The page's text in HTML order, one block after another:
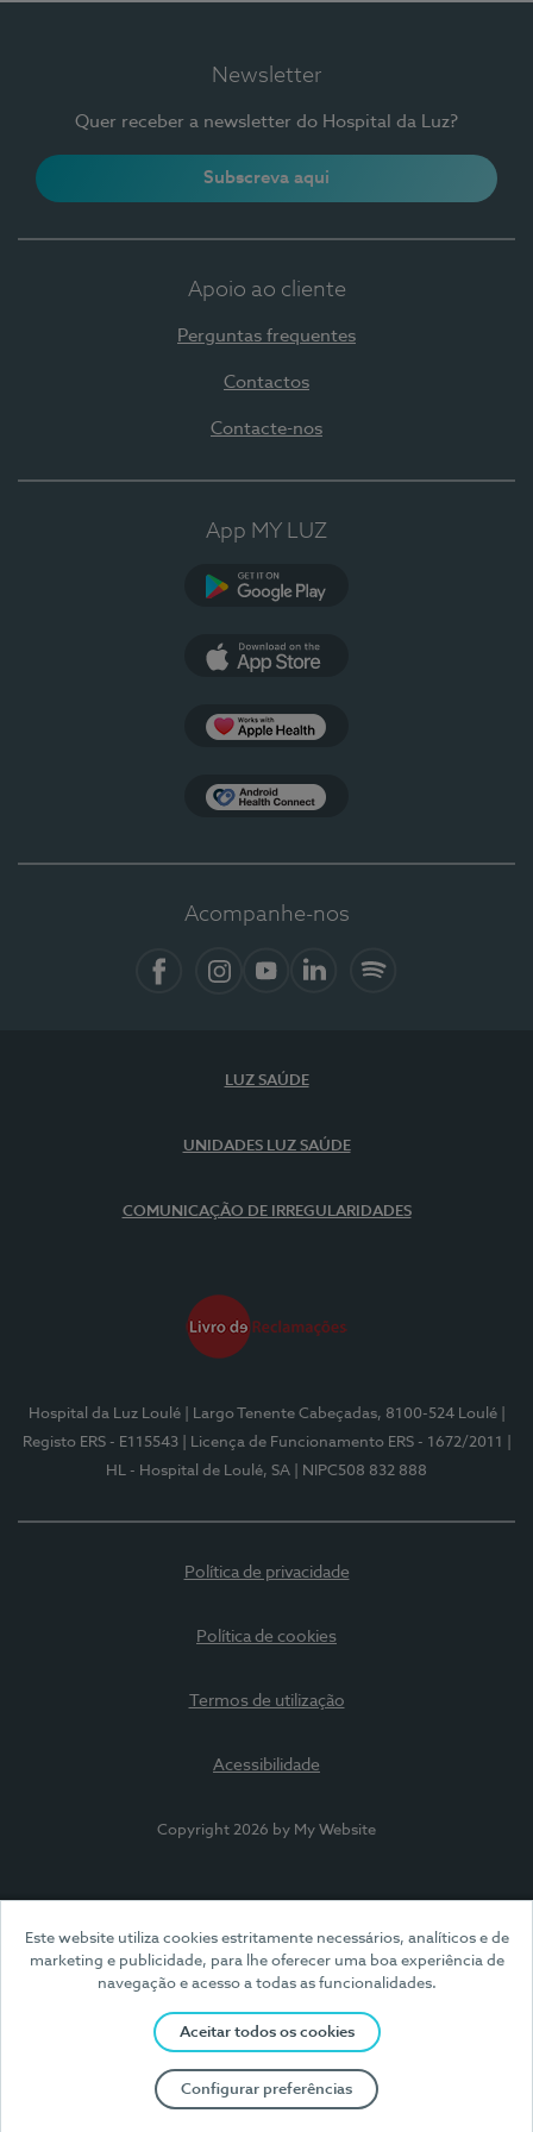
Este website utiliza cookies estritamente necessários, analíticos e de
marketing e publicidade, para lhe oferecer uma boa experiência de
navegação e acesso a todas as funcionalidades.
Aceitar todos os cookies
Configurar preferências
Newsletter
Quer receber a newsletter do Hospital da Luz?
Subscreva aqui
Apoio ao cliente
Perguntas frequentes
Contactos
Contacte-nos
App MY LUZ
Acompanhe-nos
LUZ SAÚDE
UNIDADES LUZ SAÚDE
COMUNICAÇÃO DE IRREGULARIDADES
Hospital da Luz Loulé | Largo Tenente Cabeçadas, 8100-524 Loulé
Registo ERS - E115543
| Licença de Funcionamento ERS - 1672/2011
HL - Hospital de Loulé, SA
| NIPC508 832 888
Política de privacidade
Política de cookies
Termos de utilização
Acessibilidade
Copyright 2026 by My Website